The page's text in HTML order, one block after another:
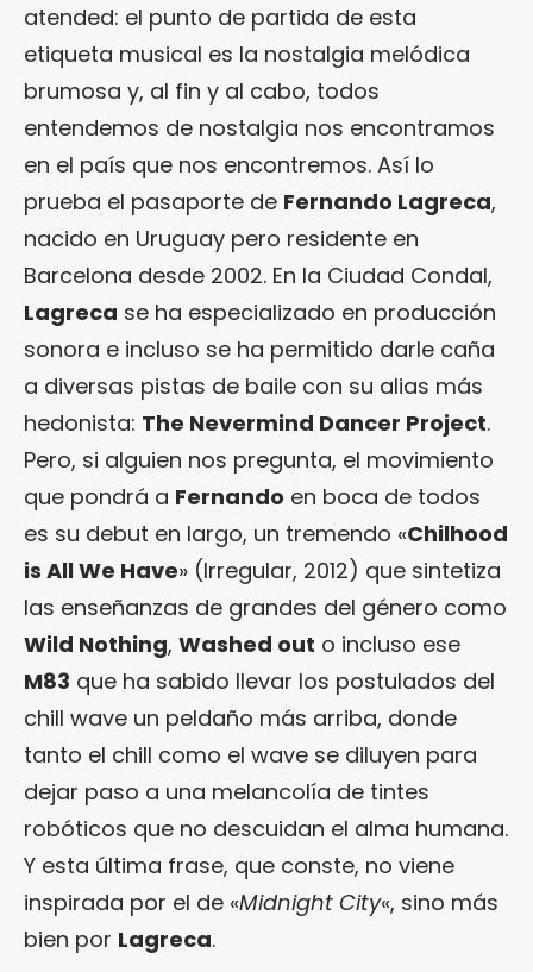
atended: el punto de partida de esta
etiqueta musical es la nostalgia melódica
brumosa y, al fin y al cabo, todos
entendemos de nostalgia nos encontramos
en el país que nos encontremos. Así lo
prueba el pasaporte de Fernando Lagreca,
nacido en Uruguay pero residente en
Barcelona desde 2002. En la Ciudad Condal,
Lagreca se ha especializado en producción
sonora e incluso se ha permitido darle caña
a diversas pistas de baile con su alias más
hedonista: The Nevermind Dancer Project.
Pero, si alguien nos pregunta, el movimiento
que pondrá a Fernando en boca de todos
es su debut en largo, un tremendo «Chilhood
is All We Have» (Irregular, 2012) que sintetiza
las enseñanzas de grandes del género como
Wild Nothing, Washed out o incluso ese
M83 que ha sabido llevar los postulados del
chill wave un peldaño más arriba, donde
tanto el chill como el wave se diluyen para
dejar paso a una melancolía de tintes
robóticos que no descuidan el alma humana.
Y esta última frase, que conste, no viene
inspirada por el de «Midnight City«, sino más
bien por Lagreca.